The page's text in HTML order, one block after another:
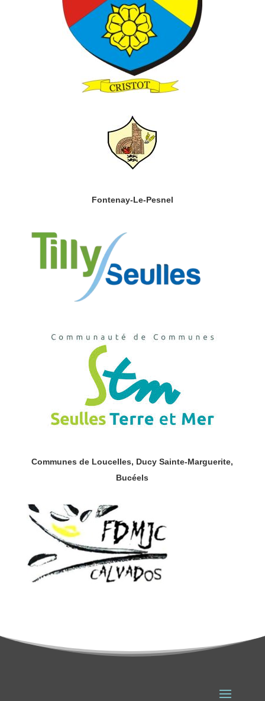
Fontenay-Le-Pesnel
Communes de Loucelles, Ducy Sainte-Marguerite,
Bucéels